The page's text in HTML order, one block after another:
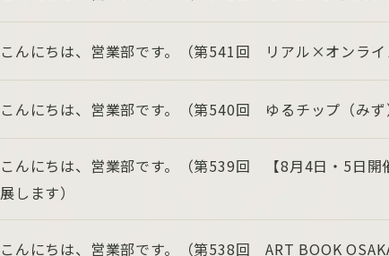
こんにちは、営業部です。（第541回 リアル×オンライ
こんにちは、営業部です。（第540回 ゆるチップ（みず
こんにちは、営業部です。（第539回 【8月4日・5日開
展します）
こんにちは、営業部です。（第538回 ART BOOK